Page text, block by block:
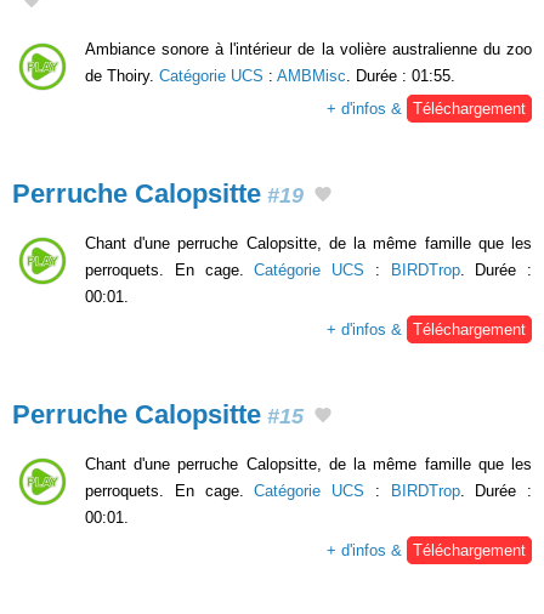
Ambiance sonore à l'intérieur de la volière australienne du zoo
de Thoiry. Catégorie UCS : AMBMisc. Durée : 01:55.
+ d'infos & Téléchargement
Perruche Calopsitte #19
Chant d'une perruche Calopsitte, de la même famille que les
perroquets. En cage.Catégorie UCS : BIRDTrop. Durée :
00:01.
+ d'infos &
Téléchargement
Perruche Calopsitte #15
Chant d'une perruche Calopsitte, de la même famille que les
perroquets. En cage.Catégorie UCS : BIRDTrop. Durée :
00:01.
+ d'infos &
Téléchargement